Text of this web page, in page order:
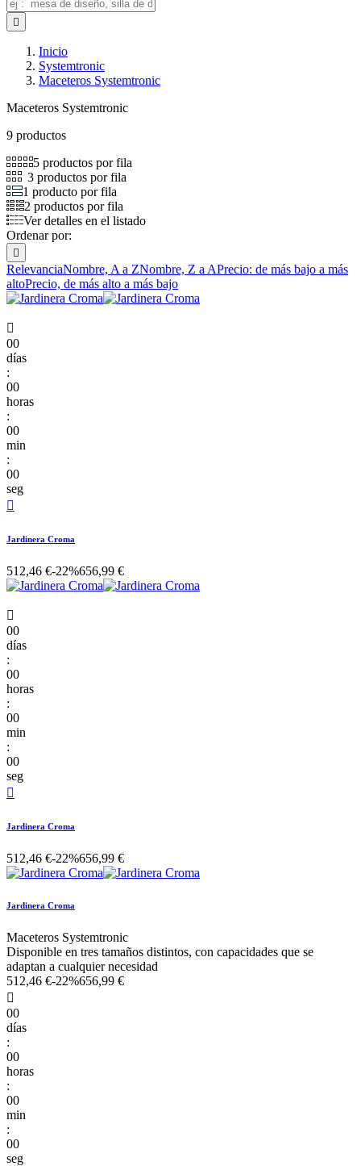

Inicio
Systemtronic
Maceteros Systemtronic
Maceteros Systemtronic
9 productos
5 productos por fila
3 productos por fila
1 producto por fila
2 productos por fila
Ver detalles en el listado
Ordenar por:

RelevanciaNombre, A a ZNombre, Z a APrecio: de más bajo a más
altoPrecio, de más alto a más bajo

00
días
:
00
horas
:
00
min
:
00
seg

Jardinera Croma
512,46 €-22%656,99 €

00
días
:
00
horas
:
00
min
:
00
seg

Jardinera Croma
512,46 €-22%656,99 €
Jardinera Croma
Maceteros Systemtronic
Disponible en tres tamaños distintos, con capacidades que se
adaptan a cualquier necesidad
512,46 €-22%656,99 €

00
días
:
00
horas
:
00
min
:
00
seg